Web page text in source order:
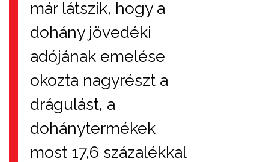
már látszik, hogy a
dohány jövedéki
adójának emelése
okozta nagyrészt a
drágulást, a
dohánytermékek
most 17,6 százalékkal